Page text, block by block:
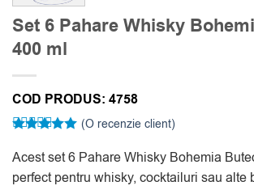
Set 6 Pahare Whisky
400 ml
COD PRODUS: 4758
5din 5 pe
baza unei
singure
(O recenzie client)
Acest set 6 Pahare Whisky Bohemia
perfect pentru whisky, cocktailuri sau alte